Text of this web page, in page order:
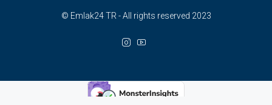
© Emlak24 TR - All rights reserved 2023